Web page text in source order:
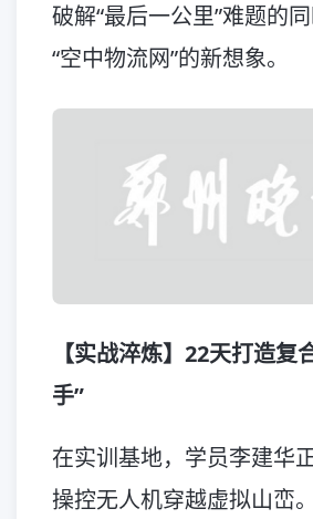
破解“最后一公里”难题的
“空中物流网”的新想象。
【实战淬炼】22天打造复
手”
在实训基地，学员李建华
操控无人机穿越虚拟山峦